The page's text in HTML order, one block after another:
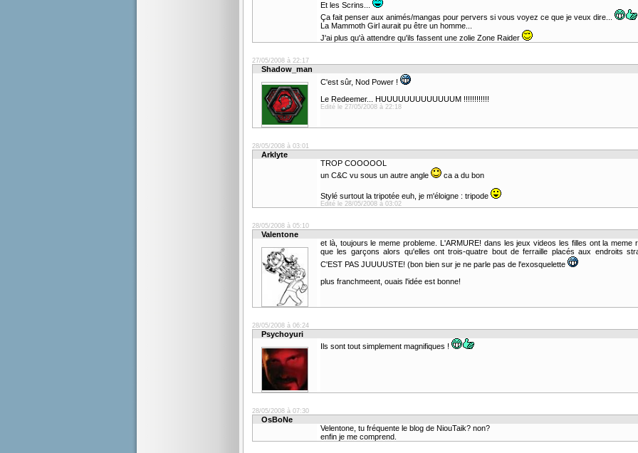
Et les Scrins...
Ça fait penser aux animés/mangas pour pervers si vous voyez ce que je veux dire...
La Mammoth Girl aurait pu être un homme...
J'ai plus qu'à attendre qu'ils fassent une zolie Zone Raider
27/05/2008 à 22:17
Shadow_man
C'est sûr, Nod Power !
Le Redeemer... HUUUUUUUUUUUUUM !!!!!!!!!!!!
Edité le 27/05/2008 à 22:18
28/05/2008 à 03:01
Arklyte
TROP COOOOOL
un C&C vu sous un autre angle
ca a du bon
Stylé surtout la tripotée euh, je m'éloigne : tripode
Edité le 28/05/2008 à 03:02
28/05/2008 à 05:10
Valentone
et là, toujours le meme probleme. L'ARMURE! dans les jeux videos les filles ont la meme
que les garçons alors qu'elles ont trois-quatre bout de ferraille placés aux endroits
C'EST PAS JUUUUSTE! (bon bien sur je ne parle pas de l'exosquelette
plus franchmeent, ouais l'idée est bonne!
28/05/2008 à 06:24
Psychoyuri
Ils sont tout simplement magnifiques !
28/05/2008 à 07:30
OsBoNe
Velentone, tu fréquente le blog de NiouTaik? non?
enfin je me comprend.